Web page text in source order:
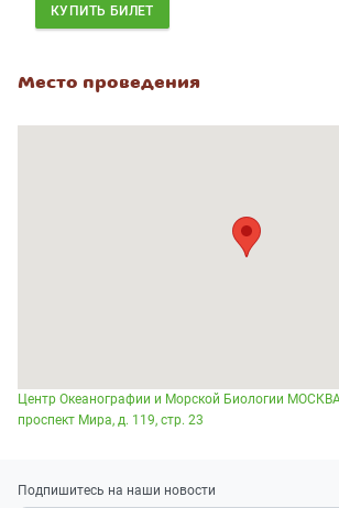
КУПИТЬ БИЛЕТ
Место проведения
Центр Океанографии и Морской Биологии
проспект Мира, д. 119, стр. 23
Подпишитесь на наши новости